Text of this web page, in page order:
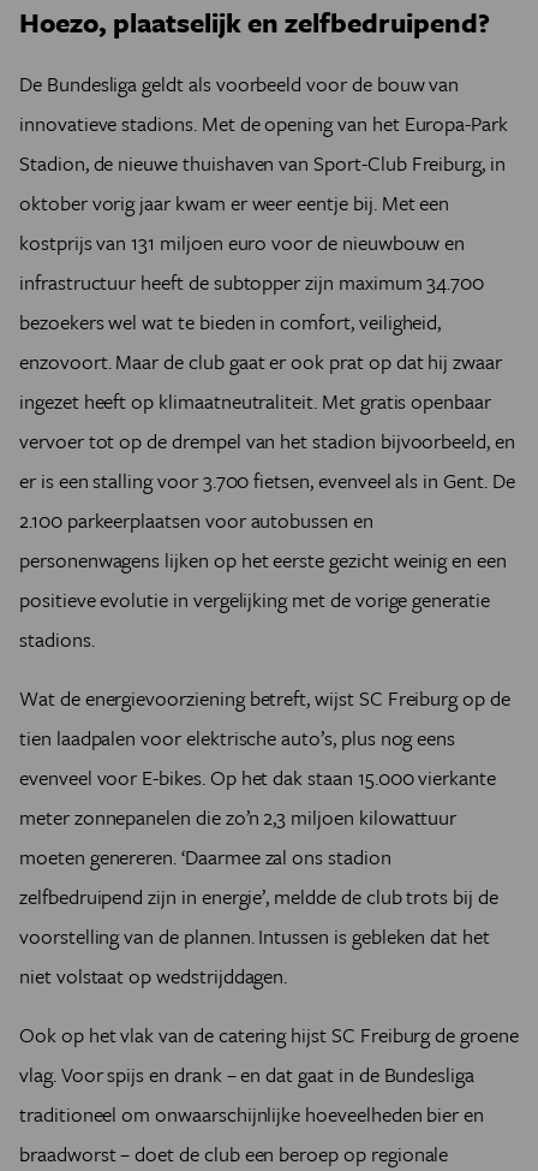
hetzelfde: een ecologische schande, met de
gargantueske airco’s die voetballen bij
woestijntemperaturen mogelijk moeten maken als
ultieme aanfluiting. Ten onrechte, vindt
organisatiecomité Qatar 2022. Meer zelfs, op zijn
website geeft het tien redenen waarom het eigenlijk
applaus zou moeten krijgen voor zijn ecologische
merites. Openbaar vervoer, afvalrecyclage, allerlei bij
ons nauwelijks bekende certificaten …
Het meest opmerkelijke actiepunt zijn de
waaraan leveranciers en sponsors moeten
beantwoorden. We hebben het dan over onder meer
McDonald’s, Coca Cola en … Qatar Airways. Vul zelf
maar in hoe groen die zijn en hoe scherp ze onder de
loep zullen liggen. Greenwashing komt al snel om de
hoek loeren. Nu we het daarover hebben, het is de
bedoeling ‘groen erfgoed na te laten’: de inheemse
bomen en planten die aangeplant zijn in de parken en
wijken rond de stadions. Gecombineerd met een
campagne ‘om Qatar tegroenen(sic), die een
opportuniteit is om CO2-emissies significant te
reduceren’.
Hoezo, plaatselijk en zelfbedruipend?
De Bundesliga geldt als voorbeeld voor de bouw van
innovatieve stadions. Met de opening van het Europa-Park
Stadion, de nieuwe thuishaven van Sport-Club Freiburg, in
oktober vorig jaar kwam er weer eentje bij. Met een
kostprijs van 131 miljoen euro voor de nieuwbouw en
infrastructuur heeft de subtopper zijn maximum 34.700
bezoekers wel wat te bieden in comfort, veiligheid,
enzovoort. Maar de club gaat er ook prat op dat hij zwaar
ingezet heeft op klimaatneutraliteit. Met gratis openbaar
vervoer tot op de drempel van het stadion bijvoorbeeld, en
er is een stalling voor 3.700 fietsen, evenveel als in Gent. De
2.100 parkeerplaatsen voor autobussen en
personenwagens lijken op het eerste gezicht weinig en een
positieve evolutie in vergelijking met de vorige generatie
stadions.
Wat de energievoorziening betreft, wijst SC Freiburg op de
tien laadpalen voor elektrische auto’s, plus nog eens
evenveel voor E-bikes. Op het dak staan 15.000 vierkante
meter zonnepanelen die zo’n 2,3 miljoen kilowattuur
moeten genereren. ‘Daarmee zal ons stadion
zelfbedruipend zijn in energie’, meldde de club trots bij de
voorstelling van de plannen. Intussen is gebleken dat het
niet volstaat op wedstrijddagen.
Ook op het vlak van de catering hijst SC Freiburg de groene
vlag. Voor spijs en drank – en dat gaat in de Bundesliga
traditioneel om onwaarschijnlijke hoeveelheden bier en
braadworst – doet de club een beroep op regionale